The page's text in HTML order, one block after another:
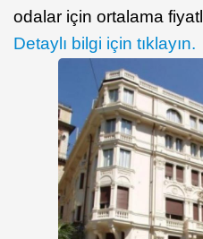
odalar için ortalama
​Detaylı bilgi için tıklayın.